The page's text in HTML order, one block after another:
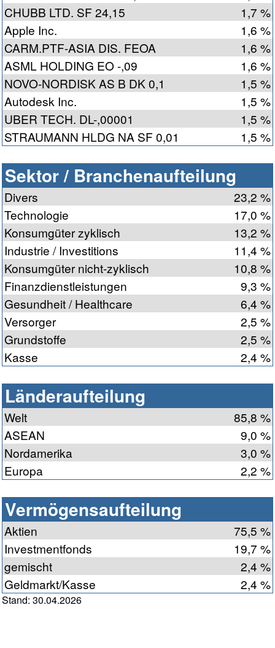
CHUBB LTD. SF 24,15
1,7 %
Apple Inc.
1,6 %
CARM.PTF-ASIA DIS. FEOA
1,6 %
ASML HOLDING EO -,09
1,6 %
NOVO-NORDISK AS B DK 0,1
1,5 %
Autodesk Inc.
1,5 %
UBER TECH. DL-,00001
1,5 %
STRAUMANN HLDG NA SF 0,01
1,5 %
Sektor / Branchenaufteilung
Divers
23,2 %
Technologie
17,0 %
Konsumgüter zyklisch
13,2 %
Industrie / Investitions
11,4 %
Konsumgüter nicht-zyklisch
10,8 %
Finanzdienstleistungen
9,3 %
Gesundheit / Healthcare
6,4 %
Versorger
2,5 %
Grundstoffe
2,5 %
Kasse
2,4 %
Länderaufteilung
Welt
85,8 %
ASEAN
9,0 %
Nordamerika
3,0 %
Europa
2,2 %
Vermögensaufteilung
Aktien
75,5 %
Investmentfonds
19,7 %
gemischt
2,4 %
Geldmarkt/Kasse
2,4 %
Stand: 30.04.2026